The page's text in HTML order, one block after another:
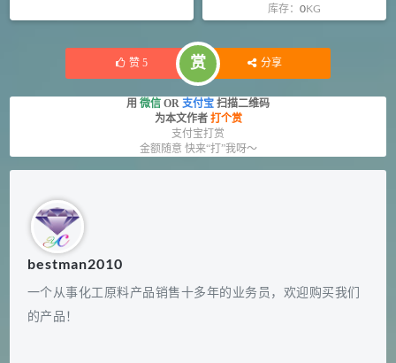
库存：0KG
赞 5 赏 分享
用 微信 OR 支付宝 扫描二维码
为本文作者 打个赏
支付宝打赏
金额随意 快来“打”我呀～
bestman2010
一个从事化工原料产品销售十多年的业务员，欢迎购买我们
的产品！